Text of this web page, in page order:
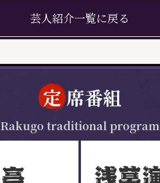
芸人紹介一覧に戻る
定 席番組
Rakugo traditional program